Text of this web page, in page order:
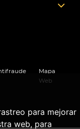
para mejorar
web, para
Mapa
Web